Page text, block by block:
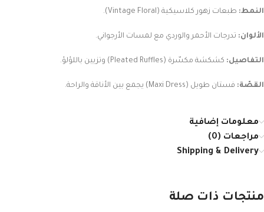
النمط: طبعات زهور كلاسيكية (Vintage Floral).
الألوان: تدرجات الأحمر والوردي مع لمسات الأرجواني.
التفاصيل: كشكشة مكسّرة (Pleated Ruffles) وتزيين باللؤلؤ.
القصّة: فستان طويل (Maxi Dress) يجمع بين الأناقة والراحة.
معلومات إضافية
مراجعات (0)
Shipping & Delivery
منتجات ذات صلة